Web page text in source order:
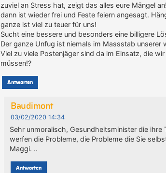
zuviel an Stress hat, zeigt das alles eure Mängel
dann ist wieder frei und Feste feiern angesagt.
ganze ist viel zu teuer für uns!
Sucht eine bessere und besonders eine billigere
Der ganze Unfug ist niemals im Massstab unserer
Viel zu viele Postenjäger sind da im Einsatz, die
müssen!?
Antworten
Baudimont
03/02/2020 14:34
Sehr unmoralisch, Gesundheitsminister die ihre
werfen die Probleme, die Probleme die Sie
Maggi. ..
Antworten